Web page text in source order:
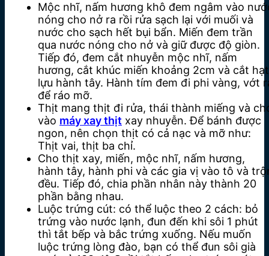
Mộc nhĩ, nấm hương khô đem ngâm vào
nóng cho nở ra rồi rửa sạch lại với muối và
nước cho sạch hết bụi bẩn. Miến đem trần
qua nước nóng cho nở và giữ được độ giòn.
Tiếp đó, đem cắt nhuyễn mộc nhĩ, nấm
hương, cắt khúc miến khoảng 2cm và cắt hạt
lựu hành tây. Hành tím đem đi phi vàng, vớt
để ráo mỡ.
Thịt mang thịt đi rửa, thái thành miếng và
vào máy xay thịt xay nhuyễn. Để bánh được
ngon, nên chọn thịt có cả nạc và mỡ như:
Thịt vai, thịt ba chỉ.
Cho thịt xay, miến, mộc nhĩ, nấm hương,
hành tây, hành phi và các gia vị vào tô và
đều. Tiếp đó, chia phần nhân này thành 20
phần bằng nhau.
Luộc trứng cút: có thể luộc theo 2 cách: bỏ
trứng vào nước lạnh, đun đến khi sôi 1 phút
thì tắt bếp và bắc trứng xuống. Nếu muốn
luộc trứng lòng đào, bạn có thể đun sôi già